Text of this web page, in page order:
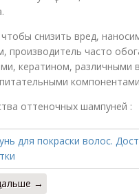
снизить вред,
производитель часто
кератином, различными
оттеночных шампуней :
→